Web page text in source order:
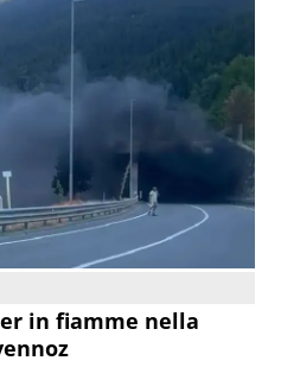
in fiamme nella